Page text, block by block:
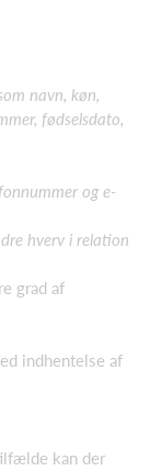
navn, køn,
fødselsdato,
og e-
hverv i relation
grad af
indhentelse af
kan der